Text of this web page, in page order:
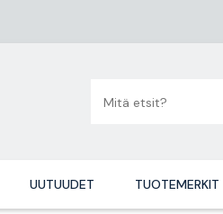
UUTUUDET TUOTEMERKIT